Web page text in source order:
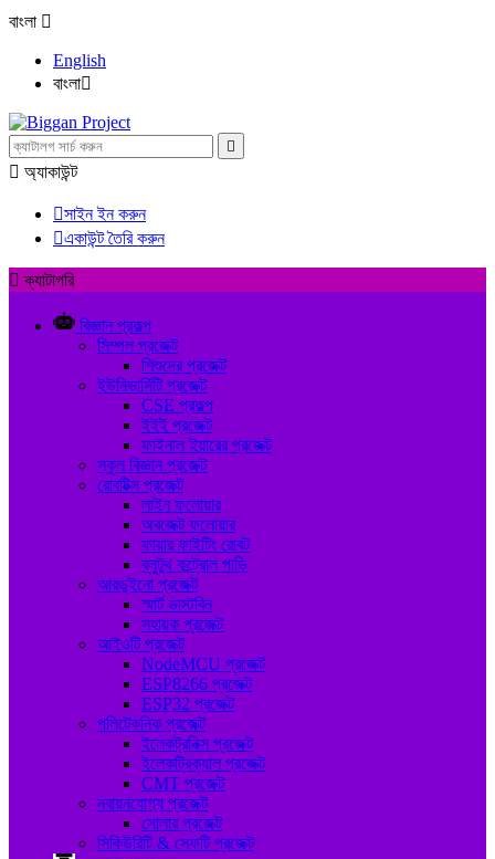
বাংলা 
English
বাংলা

 অ্যাকাউন্ট
সাইন ইন করুন
একাউন্ট তৈরি করুন
 ক্যাটাগরি
বিজ্ঞান প্রকল্প
সিম্পল প্রজেক্ট
শিশুদের প্রজেক্ট
ইউনিভার্সিটি প্রজেক্ট
CSE প্রকল্প
ইইই প্রজেক্ট
ফাইনাল ইয়ারের প্রজেক্ট
স্কুল বিজ্ঞান প্রজেক্ট
রোবটিক্স প্রজেক্ট
লাইন ফলোয়ার
অবজেক্ট ফলোয়ার
ফায়ার ফাইটিং রোবট
ব্লুটুথ কন্ট্রোল গাড়ি
আরডুইনো প্রজেক্ট
স্মার্ট ডাস্টবিন
সহায়ক প্রজেক্ট
আইওটি প্রজেক্ট
NodeMCU প্রজেক্ট
ESP8266 প্রজেক্ট
ESP32 প্রজেক্ট
পলিটেকনিক প্রজেক্ট
ইলেকট্রনিক্স প্রজেক্ট
ইলেকট্রিক্যাল প্রজেক্ট
CMT প্রজেক্ট
নবায়নযোগ্য প্রজেক্ট
সোলার প্রজেক্ট
সিকিউরিটি & সেফটি প্রজেক্ট